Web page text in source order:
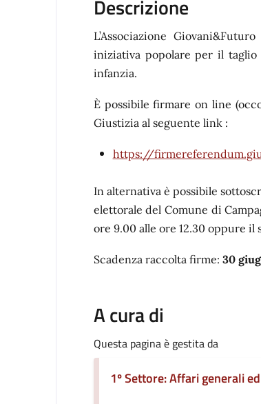
Descrizione
L’Associazione
iniziativa popolare per il taglio
infanzia.
È possibile firmare on line
Giustizia al seguente link :
https://
In alternativa è possibile
elettorale del Comune di
ore 9.00 alle ore 12.30 oppure il
Scadenza raccolta firme: 30
A cura di
Questa pagina è gestita da
1º Settore: Affari generali